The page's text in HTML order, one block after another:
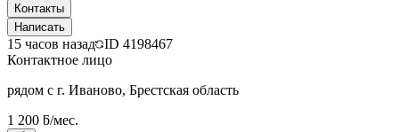
Контакты
Написать
15 часов назад ID 4198467
Контактное лицо
рядом с г. Иваново, Брестская область
1 200 ƃ/мес.